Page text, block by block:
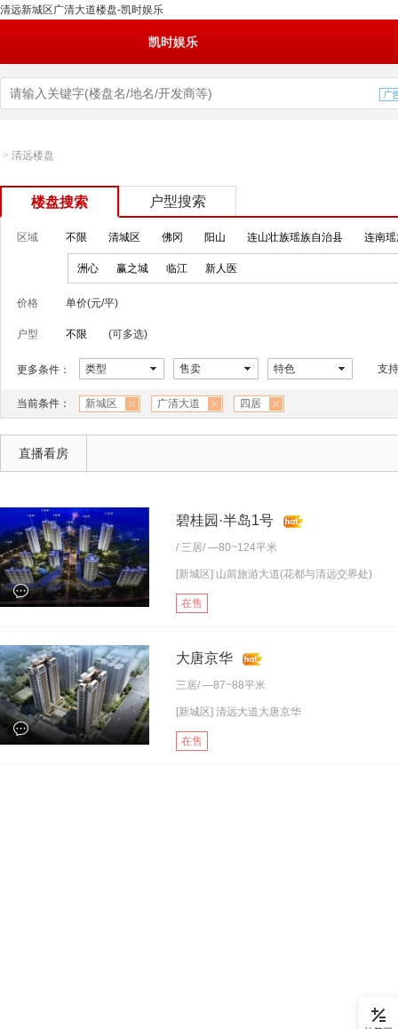
清远新城区广清大道楼盘-凯时娱乐
凯时娱乐
> 清远楼盘
楼盘搜索 户型搜索
区域 不限 清城区 佛冈 阳山 连山壮族瑶族自治县 连南
洲心 赢之城 临江 新人医
价格 单价(元/平)
户型 不限 (可多选)
更多条件： 类型 售卖 特色 支
当前条件： 新城区 广清大道 四居
直播看房
碧桂园·半岛1号
/ 三居/ —80~124平米
[新城区] 山前旅游大道(花都与清远交界处)
在售
大唐京华
三居/ —87~88平米
[新城区] 清远大道大唐京华
在售